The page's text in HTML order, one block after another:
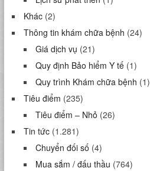
Khác(2)
Thông tin khám chữa bệnh (24)
Giá dịch vụ (21)
Quy định Bảo hiểm Y tế(1)
Quy trình Khám chữa bệnh (1)
Tiêu điểm (235)
Tiêu điểm – Nhỏ (26)
Tin tức(1.281)
Chuyển đối số (4)
Mua sắm / đấu thầu (764)